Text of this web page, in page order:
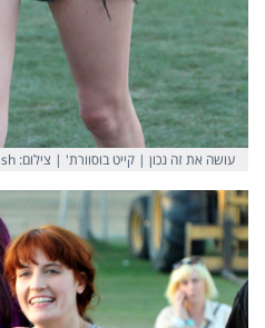
עושה את זה נכון | קייט בוסוורת' | צילום: splash